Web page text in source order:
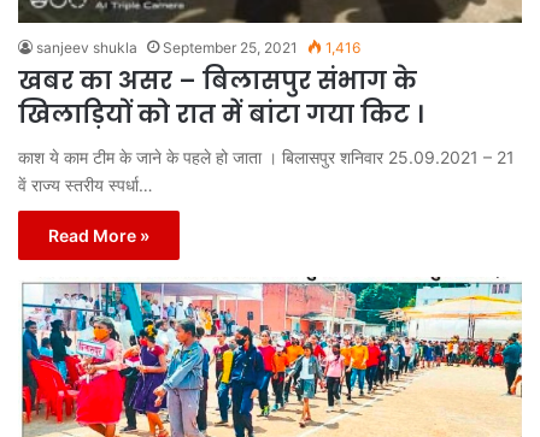
sanjeev shukla September 25, 2021 1,416
खबर का असर – बिलासपुर संभाग के
खिलाड़ियों को रात में बांटा गया किट ।
काश ये काम टीम के जाने के पहले हो जाता । बिलासपुर शनिवार 25.09.2021 – 21
वें राज्य स्तरीय स्पर्धा…
Read More »